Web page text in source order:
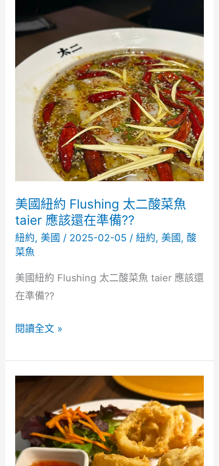
美國紐約 Flushing 太二酸菜魚
taier 應該還在準備??
紐約, 美國 / 2025-02-05 / 紐約, 美國 , 酸
菜魚
美國紐約 Flushing 太二酸菜魚 taier 應該還
在準備??
美
紐
約
Flushing
太
二
酸
閱讀全文 »